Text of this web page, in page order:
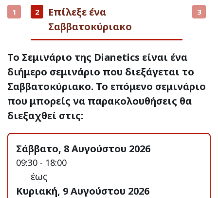
1 2
Επίλεξε ένα
Σαββατοκύριακο
3
Το Σεμινάριο της Dianetics είναι ένα
διήμερο σεμινάριο που διεξάγεται το
Σαββατοκύριακο. Το επόμενο σεμινάριο
που μπορείς να παρακολουθήσεις θα
διεξαχθεί στις:
Σάββατο, 8 Αυγούστου 2026
09:30 - 18:00
έως
Κυριακή, 9 Αυγούστου 2026